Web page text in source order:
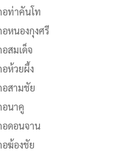
อท่าคันโท
อหนองกุงศรี
อสมเด็จ
อห้วยผึ้ง
อสามชัย
อนาคู
อดอนจาน
อฆ้องชัย